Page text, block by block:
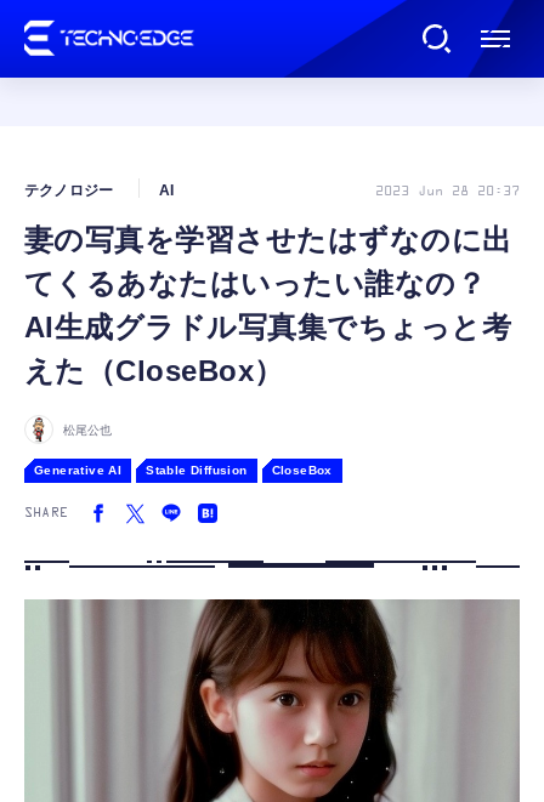
AI
ガジェット
ゲーム
カルチャー
FOLLOW US
妻の写真を学習させたはずなのに出
てくるあなたはいったい誰なの？
AI生成グラドル写真集でちょっと考
えた（CloseBox）
テクノロジー AI 2023 Jun 28 20:37
松尾公也
Generative AI Stable Diffusion CloseBox
SHARE